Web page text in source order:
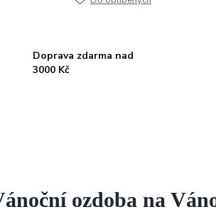
Doprava zdarma nad
3000 Kč
ozdoba na